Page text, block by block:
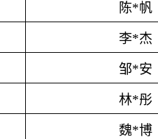
陈*帆
李*杰
邹*安
林*彤
魏*博